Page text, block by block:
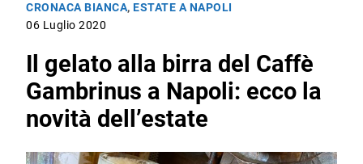
CRONACA BIANCA,ESTATE A NAPOLI
06 Luglio 2020
Il gelato alla birra del Caffè
Gambrinus a Napoli: ecco la
novità dell’estate